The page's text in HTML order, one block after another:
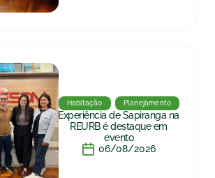
Habitação Planejamento
Experiência de Sapiranga na
REURB é destaque em
evento
06/08/2026